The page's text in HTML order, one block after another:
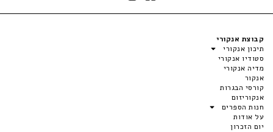
קבוצת אנקורי
תיכון אנקורי
סטודיו אנקורי
מדיה אנקורי
אנקור
קורסי הבגרות
אנקוריזום
חנות הספרים
על אודות
יום הזכרון